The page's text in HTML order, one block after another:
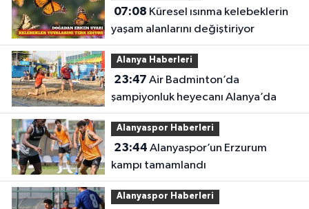
07:08
yaşam alanlarını değiştiriyor
Alanya Haberleri
23:47
şampiyonluk heyecanı Alanya’da
Alanyaspor Haberleri
23:44
kampı tamamlandı
Alanyaspor Haberleri